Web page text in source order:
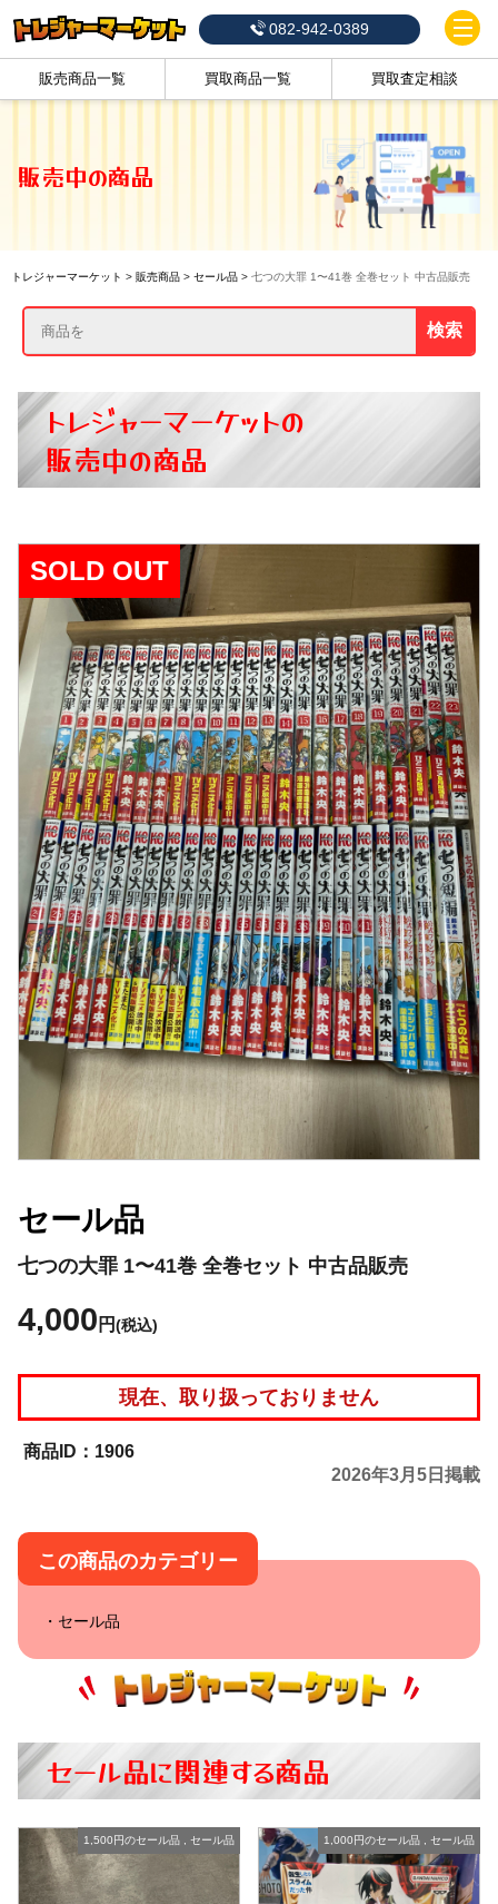
082-942-0389
販売商品一覧 買取商品一覧 買取査定相談
販売中の商品
トレジャーマーケット > 販売商品> セール品> 七つの大罪 1〜41巻 全巻セット 中古品販売
検索
トレジャーマーケットの
販売中の商品
セール品
七つの大罪 1〜41巻 全巻セット 中古品販売
4,000 円(税込)
現在、取り扱っておりません
1906
2026年3月5日掲載
この商品のカテゴリー
セール品
SOLD OUT
セール品に関連する商品
1,500円のセール品, セール品 1,000円のセール品 セール品